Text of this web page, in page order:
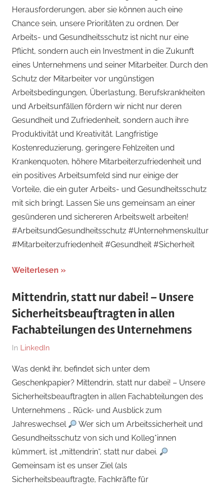
MHBA
Herausforderungen, aber sie können auch eine
Chance sein, unsere Prioritäten zu ordnen. Der
Arbeits- und Gesundheitsschutz ist nicht nur eine
Pflicht, sondern auch ein Investment in die Zukunft
eines Unternehmens und seiner Mitarbeiter. Durch den
Schutz der Mitarbeiter vor ungünstigen
Arbeitsbedingungen, Überlastung, Berufskrankheiten
und Arbeitsunfällen fördern wir nicht nur deren
Gesundheit und Zufriedenheit, sondern auch ihre
Produktivität und Kreativität. Langfristige
Kostenreduzierung, geringere Fehlzeiten und
Krankenquoten, höhere Mitarbeiterzufriedenheit und
ein positives Arbeitsumfeld sind nur einige der
Vorteile, die ein guter Arbeits- und Gesundheitsschutz
mit sich bringt. Lassen Sie uns gemeinsam an einer
gesünderen und sichereren Arbeitswelt arbeiten!
#ArbeitsundGesundheitsschutz #Unternehmenskultur
#Mitarbeiterzufriedenheit #Gesundheit #Sicherheit
Weiterlesen
Mittendrin, statt nur dabei! – Unsere
Sicherheitsbeauftragten in allen
Fachabteilungen des Unternehmens
Am
Dezember
2024
Von
med.
Stefan
Wagner,
MHBA
(Administrator)
In LinkedIn
Was denkt ihr, befindet sich unter dem
Geschenkpapier? Mittendrin, statt nur dabei! – Unsere
Sicherheitsbeauftragten in allen Fachabteilungen des
Unternehmens … Rück- und Ausblick zum
Jahreswechsel
Wer sich um Arbeitssicherheit und
Gesundheitsschutz von sich und Kolleg*innen
kümmert, ist „mittendrin“, statt nur dabei.
Gemeinsam ist es unser Ziel (als
Sicherheitsbeauftragte, Fachkräfte für